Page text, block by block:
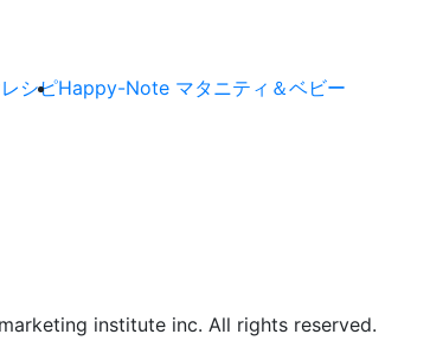
レシピHappy-Note マタニティ＆ベビー
institute inc. All rights reserved.